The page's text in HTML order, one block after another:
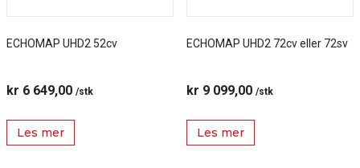
ECHOMAP UHD2 52cv
kr 6 649,00 /stk
Les mer
ECHOMAP UHD2 72cv eller 72sv
kr 9 099,00 /stk
Les mer